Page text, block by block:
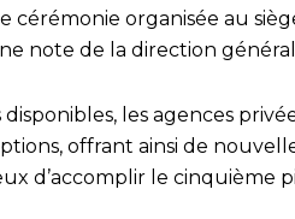
cérémonie organisée au
note de la direction
les agences
offrant ainsi de
d’accomplir le cinquième